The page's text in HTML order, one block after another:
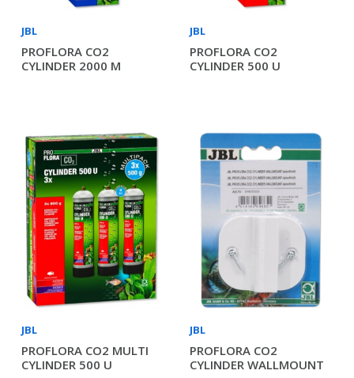
JBL
PROFLORA CO2
CYLINDER 2000 M
JBL
PROFLORA CO2
CYLINDER 500 U
JBL
PROFLORA CO2 MULTI
CYLINDER 500 U
JBL
PROFLORA CO2
CYLINDER WALLMOUNT